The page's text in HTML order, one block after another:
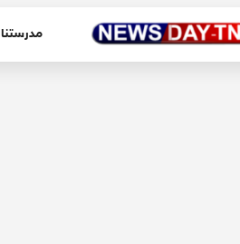
مدرستنا